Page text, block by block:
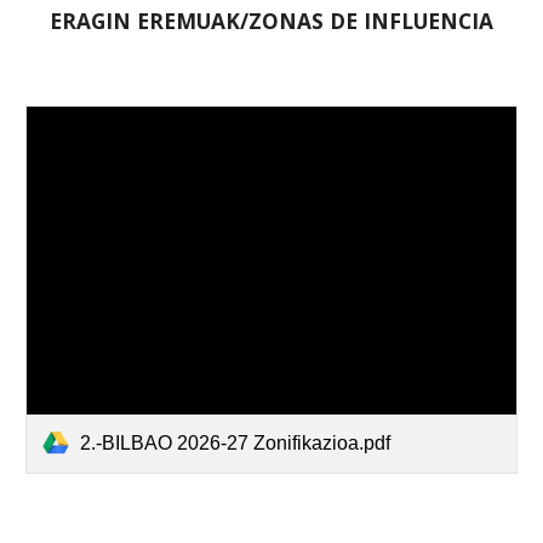
ERAGIN EREMUAK/ZONAS DE INFLUENCIA
2.-BILBAO 2026-27 Zonifikazioa.pdf